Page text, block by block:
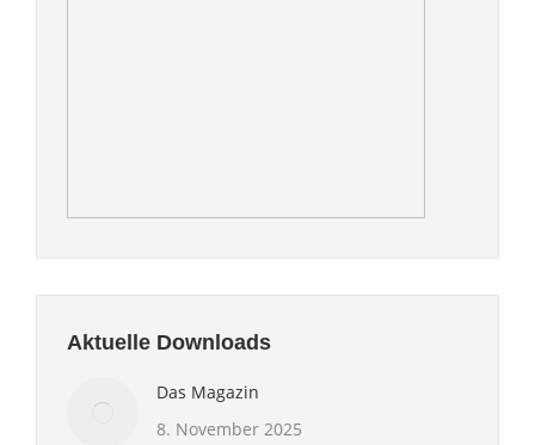
Aktuelle Downloads
Das Magazin
8. November 2025